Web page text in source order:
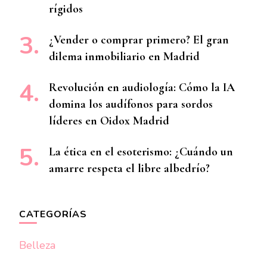
rígidos
¿Vender o comprar primero? El gran
dilema inmobiliario en Madrid
Revolución en audiología: Cómo la IA
domina los audífonos para sordos
líderes en Oidox Madrid
La ética en el esoterismo: ¿Cuándo un
amarre respeta el libre albedrío?
CATEGORÍAS
Belleza